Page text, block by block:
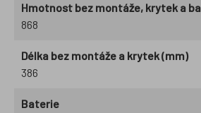
Hmotnost bez montáže, krytek a
868
Délka bez montáže a krytek (mm)
386
Baterie